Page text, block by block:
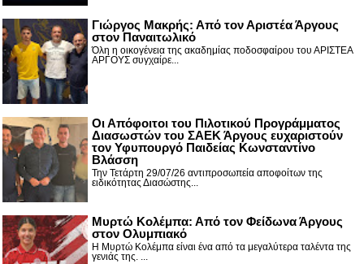
Γιώργος Μακρής: Από τον Αριστέα Άργους
στον Παναιτωλικό
Όλη η οικογένεια της ακαδημίας ποδοσφαίρου του ΑΡΙΣΤΕΑ
ΑΡΓΟΥΣ συγχαίρε...
Οι Απόφοιτοι του Πιλοτικού Προγράμματος
Διασωστών του ΣΑΕΚ Άργους ευχαριστούν
τον Υφυπουργό Παιδείας Κωνσταντίνο
Βλάσση
Την Τετάρτη 29/07/26 αντιπροσωπεία αποφοίτων της
ειδικότητας Διασώστης...
Μυρτώ Κολέμπα: Από τον Φείδωνα Άργους
στον Ολυμπιακό
Η Μυρτώ Κολέμπα είναι ένα από τα μεγαλύτερα ταλέντα της
γενιάς της. ...